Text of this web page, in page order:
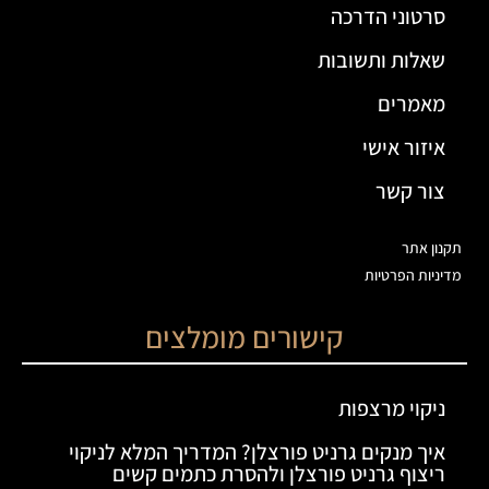
סרטוני הדרכה
שאלות ותשובות
מאמרים
איזור אישי
צור קשר
תקנון אתר
מדיניות הפרטיות
קישורים מומלצים
ניקוי מרצפות
איך מנקים גרניט פורצלן? המדריך המלא לניקוי
ריצוף גרניט פורצלן ולהסרת כתמים קשים